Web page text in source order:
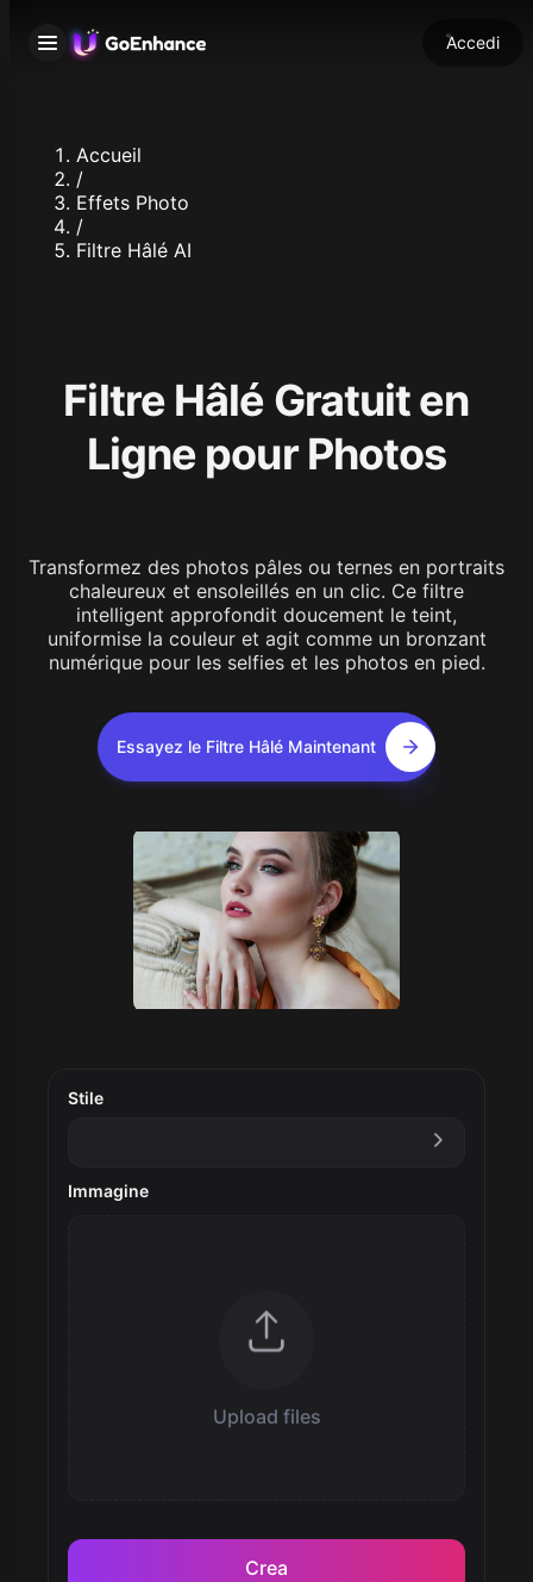
Accedi
Accueil
/
Effets Photo
/
Filtre Hâlé AI
Filtre Hâlé Gratuit en
Ligne pour Photos
Transformez des photos pâles ou ternes en portraits
chaleureux et ensoleillés en un clic. Ce filtre
intelligent approfondit doucement le teint,
uniformise la couleur et agit comme un bronzant
numérique pour les selfies et les photos en pied.
Essayez le Filtre Hâlé Maintenant
Stile
Immagine
Upload files
Crea